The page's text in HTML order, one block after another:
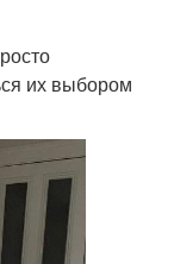
их выбором